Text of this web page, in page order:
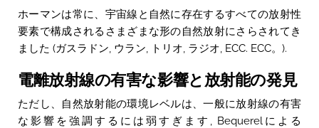
ホーマンは常に、宇宙線と自然に存在するすべての放射性
要素で構成されるさまざまな形の自然放射にさらされてき
ました (ガスラドン, ウラン, トリオ, ラジオ, ECC. ECC。).
電離放射線の有害な影響と放射能の発見
ただし、自然放射能の環境レベルは、一般に放射線の有害
な影響を強調するには弱すぎます, Bequerelによる